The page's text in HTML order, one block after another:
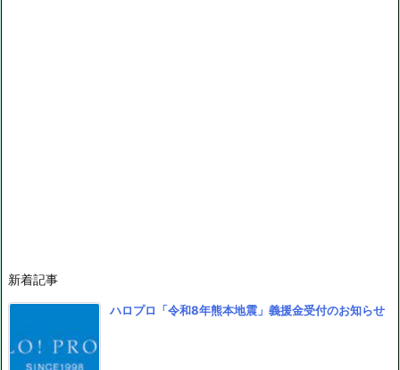
新着記事
ハロプロ「令和8年熊本地震」義援金受付のお知らせ